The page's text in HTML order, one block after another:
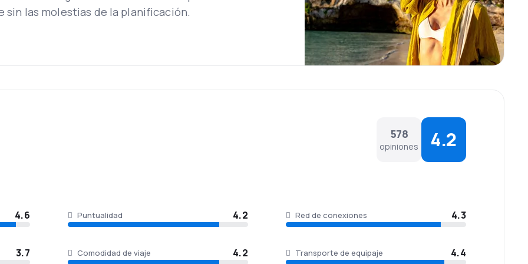
la duración, la distancia del vuelo, la clase elegida del viaje. En Primera clase los viajeros tienen acceso a un menú
de vinos, en la clase de negocios se maneja un concepto gastronómico galardonado y en clase económica,
sin las molestias de la planificación.
578
opiniones 4.2
4.6 Puntualidad 4.2 Red de conexiones 4.3
3.7 Comodidad de viaje 4.2 Transporte de equipaje 4.4